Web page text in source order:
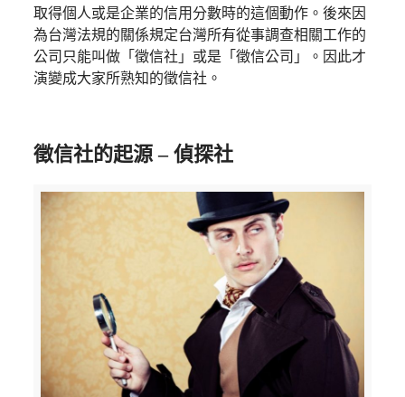
取得個人或是企業的信用分數時的這個動作。後來因
為台灣法規的關係規定台灣所有從事調查相關工作的
公司只能叫做「徵信社」或是「徵信公司」。因此才
演變成大家所熟知的徵信社。
徵信社的起源 – 偵探社